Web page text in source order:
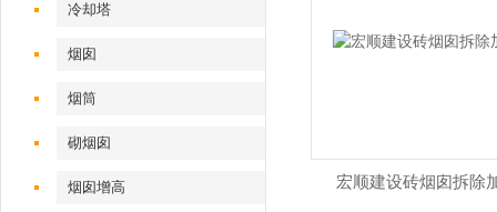
冷却塔
烟囱
烟筒
砌烟囱
烟囱增高 宏顺建设砖烟囱拆除